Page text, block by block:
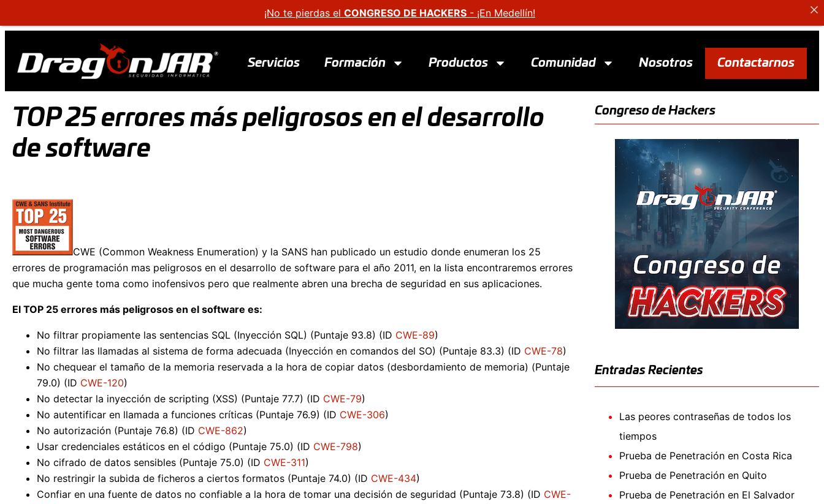
Servicios Formación Productos Comunidad Nosotros Contactarnos
TOP 25 errores más peligrosos en el desarrollo
de software
CWE (Common Weakness Enumeration) y la SANS han publicado un estudio donde enumeran los 25
errores de programación mas peligrosos en el desarrollo de software para el año 2011, en la lista encontraremos errores
que mucha gente toma como inofensivos pero que realmente abren una brecha de seguridad en sus aplicaciones.
El TOP 25 errores más peligrosos en el software es:
No filtrar propiamente las sentencias SQL (Inyección SQL) (Puntaje 93.8) (ID CWE-89)
No filtrar las llamadas al sistema de forma adecuada (Inyección en comandos del SO) (Puntaje 83.3) (ID CWE-78)
No chequear el tamaño de la memoria reservada a la hora de copiar datos (desbordamiento de memoria) (Puntaje
79.0) (ID CWE-120)
No detectar la inyección de scripting (XSS) (Puntaje 77.7) (ID CWE-79)
No autentificar en llamada a funciones críticas (Puntaje 76.9) (ID CWE-306)
No autorización (Puntaje 76.8) (ID CWE-862)
Usar credenciales estáticos en el código (Puntaje 75.0) (ID CWE-798)
No cifrado de datos sensibles (Puntaje 75.0) (ID CWE-311)
No restringir la subida de ficheros a ciertos formatos (Puntaje 74.0) (ID CWE-434)
Confiar en una fuente de datos no confiable a la hora de tomar una decisión de seguridad (Puntaje 73.8) (ID CWE-
Congreso de Hackers
Entradas Recientes
Las peores contraseñas de todos los
tiempos
Prueba de Penetración en Costa Rica
Prueba de Penetración en Quito
Prueba de Penetración en El Salvador
¡No te pierdas el CONGRESO DE HACKERS - ¡En Medellín!